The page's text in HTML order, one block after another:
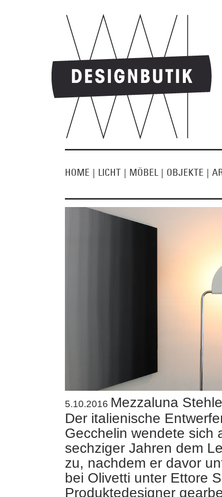
HOME | LICHT | MÖBEL | OBJEKTE |
5.10.2016 Mezzaluna
Der italienische
Gecchelin wendete sich
sechziger Jahren dem
zu, nachdem er davor
bei Olivetti unter Ettore
Produktedesigner